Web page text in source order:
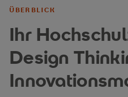
ÜBERBLICK
Ihr
Design